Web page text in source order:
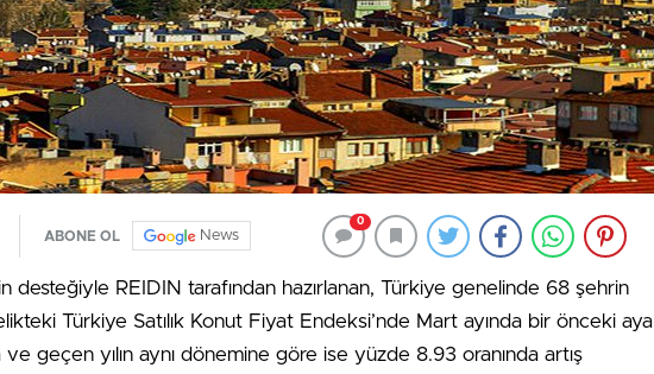
ABONE OL News
0
desteğiyle REIDIN tarafından hazırlanan, Türkiye genelinde 68 şehrin
Türkiye Satılık Konut Fiyat Endeksi’nde Mart ayında bir önceki aya
ve geçen yılın aynı dönemine göre ise yüzde 8.93 oranında artış